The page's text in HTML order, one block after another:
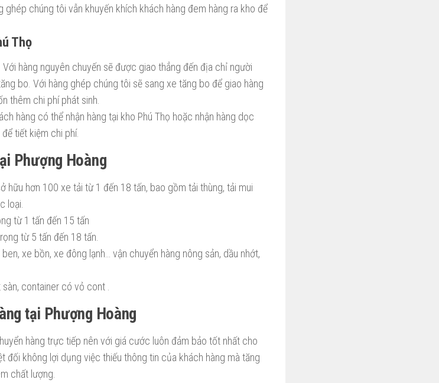
ghép chúng tôi vẫn khuyến khích khách hàng đem hàng ra kho để
Thọ
Với hàng nguyên chuyến sẽ được giao thẳng đến địa chỉ người
bo. Với hàng ghép chúng tôi sẽ sang xe tăng bo để giao hàng
thêm chi phí phát sinh.
hàng có thể nhận hàng tại kho Phú Thọ hoặc nhận hàng dọc
tiết kiệm chi phí.
Phượng Hoàng
hữu hơn 100 xe tải từ 1 đến 18 tấn, bao gồm tải thùng, tải mui
loại.
từ 1 tấn đến 15 tấn
từ 5 tấn đến 18 tấn.
xe bồn, xe đông lạnh… vận chuyển hàng nông sản, dầu nhớt,
container có vỏ cont .
tại Phượng Hoàng
hàng trực tiếp nên với giá cước luôn đảm bảo tốt nhất cho
đối không lợi dụng việc thiếu thông tin của khách hàng mà tăng
chất lượng.